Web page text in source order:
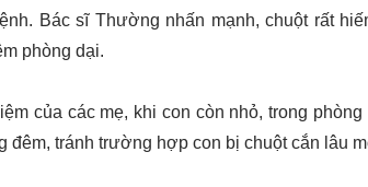
Bác sĩ Thường nhấn mạnh, chuột rất
phòng dại.
của các mẹ, khi con còn nhỏ, trong
đêm, tránh trường hợp con bị chuột cắn lâu